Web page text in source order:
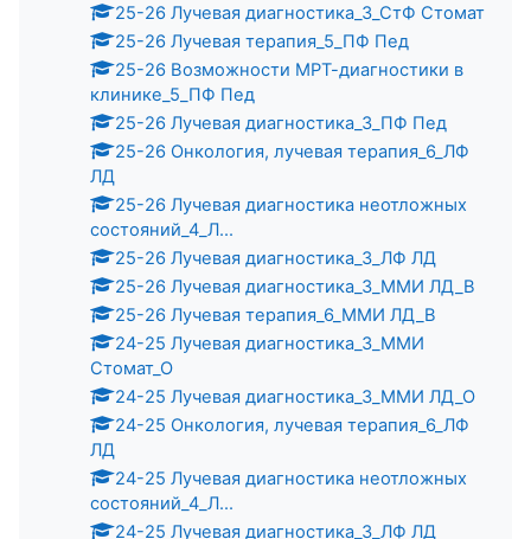
25-26 Лучевая диагностика_3_СтФ Стомат
25-26 Лучевая терапия_5_ПФ Пед
25-26 Возможности МРТ-диагностики в
клинике_5_ПФ Пед
25-26 Лучевая диагностика_3_ПФ Пед
25-26 Онкология, лучевая терапия_6_ЛФ
ЛД
25-26 Лучевая диагностика неотложных
состояний_4_Л...
25-26 Лучевая диагностика_3_ЛФ ЛД
25-26 Лучевая диагностика_3_ММИ ЛД_В
25-26 Лучевая терапия_6_ММИ ЛД_В
24-25 Лучевая диагностика_3_ММИ
Стомат_О
24-25 Лучевая диагностика_3_ММИ ЛД_О
24-25 Онкология, лучевая терапия_6_ЛФ
ЛД
24-25 Лучевая диагностика неотложных
состояний_4_Л...
24-25 Лучевая диагностика_3_ЛФ ЛД